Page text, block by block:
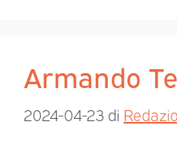
Armando
2024-04-23 di